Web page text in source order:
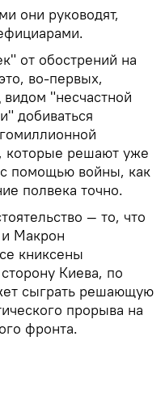
они руководят,
от обострений на
во-первых,
"несчастной
добиваться
решают уже
помощью войны, как
полвека точно.
— то, что
и Макрон
книксены
Киева, по
сыграть решающую
прорыва на
фронта.